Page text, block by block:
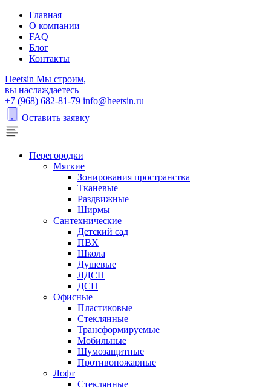
Главная
О компании
FAQ
Блог
Контакты
Heetsin Мы строим,
вы наслаждаетесь
+7 (968) 682-81-79 info@heetsin.ru
Оставить заявку
Перегородки
Мягкие
Зонирования пространства
Тканевые
Раздвижные
Ширмы
Сантехнические
Детский сад
ПВХ
Школа
Душевые
ЛДСП
ДСП
Офисные
Пластиковые
Стеклянные
Трансформируемые
Мобильные
Шумозащитные
Противопожарные
Лофт
Стеклянные